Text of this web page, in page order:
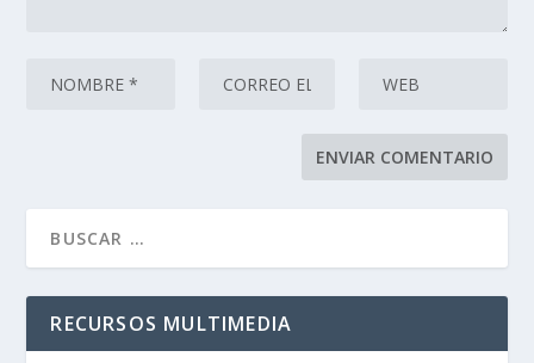
RECURSOS MULTIMEDIA